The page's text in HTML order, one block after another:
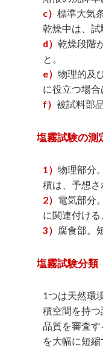
c） 標準大気
乾燥中は、試
d） 乾燥段階
と。
e） 物理的及
に役立つ場
f） 被試料部
塩霧試験の測
1） 物理部分
積は、予想さ
2） 電気部分
に関連付ける
3）
腐食部。
塩霧試験分類
1つは天然環
積空間を持
品質を審査
を大幅に短縮